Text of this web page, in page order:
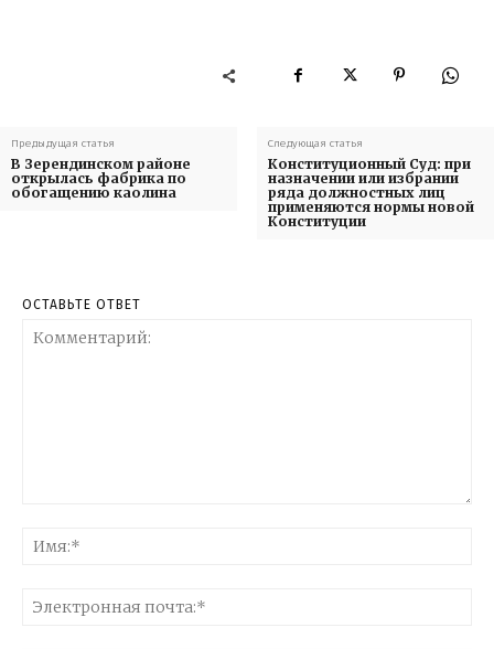
Предыдущая статья
В Зерендинском районе
открылась фабрика по
обогащению каолина
Следующая статья
Конституционный Суд: при
назначении или избрании
ряда должностных лиц
применяются нормы новой
Конституции
ОСТАВЬТЕ ОТВЕТ